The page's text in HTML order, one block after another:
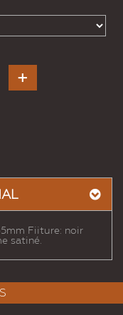
Fiiture: noir
satiné.